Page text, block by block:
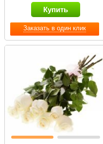
Заказать в один клик
Купить